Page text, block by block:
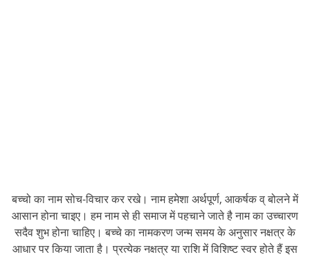
बच्चो का नाम सोच-विचार कर रखे। नाम हमेशा अर्थपूर्ण, आकर्षक व् बोलने में
आसान होना चाइए। हम नाम से ही समाज में पहचाने जाते है नाम का उच्चारण
सदैव शुभ होना चाहिए। बच्चे का नामकरण जन्म समय के अनुसार नक्षत्र के
आधार पर किया जाता है। प्रत्येक नक्षत्र या राशि में विशिष्ट स्वर होते हैं इस